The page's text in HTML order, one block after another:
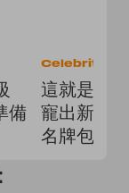
備
Celebrities
這就是夢
寵出新高
名牌包！